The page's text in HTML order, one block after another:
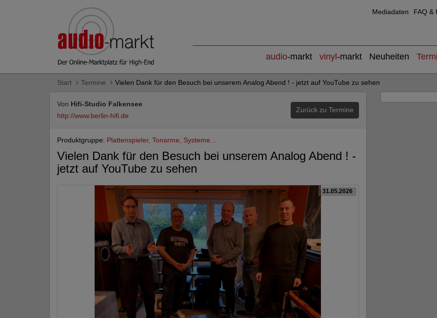
Mediadaten FAQ &
audio-markt vinyl -markt Neuheiten
Start Termine Vielen Dank für den Besuch bei unserem Analog Abend ! - jetzt auf YouTube zu sehen
Von Hifi-Studio Falkensee
http://www.berlin-hifi.de
Zurück zu Termine
Produktgruppe: Plattenspieler, Tonarme, Systeme...
Vielen Dank für den Besuch bei unserem Analog Abend ! -
jetzt auf YouTube zu sehen
31.05.2026